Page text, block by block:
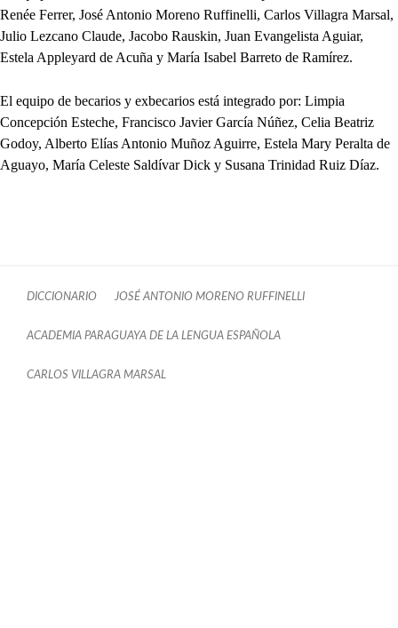
Renée Ferrer, José Antonio Moreno Ruffinelli, Carlos Villagra Marsal,
Julio Lezcano Claude, Jacobo Rauskin, Juan Evangelista Aguiar,
Estela Appleyard de Acuña y María Isabel Barreto de Ramírez.
El equipo de becarios y exbecarios está integrado por: Limpia
Concepción Esteche, Francisco Javier García Núñez, Celia Beatriz
Godoy, Alberto Elías Antonio Muñoz Aguirre, Estela Mary Peralta de
Aguayo, María Celeste Saldívar Dick y Susana Trinidad Ruiz Díaz.
DICCIONARIO JOSÉ ANTONIO MORENO RUFFINELLI
ACADEMIA PARAGUAYA DE LA LENGUA ESPAÑOLA
CARLOS VILLAGRA MARSAL